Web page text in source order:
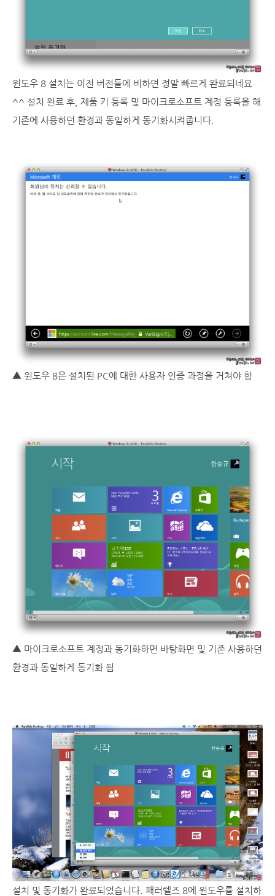
윈도우 8 설치는 이전 버전들에 비하면 정말 빠르게 완료되네요
^^ 설치 완료 후, 제품 키 등록 및 마이크로소프트 계정 등록을 해
기존에 사용하던 환경과 동일하게 동기화시켜줍니다.
▲ 윈도우 8은 설치된 PC에 대한 사용자 인증 과정을 거쳐야 함
▲ 마이크로소프트 계정과 동기화하면 바탕화면 및 기존 사용하던
환경과 동일하게 동기화 됨
설치 및 동기화가 완료되었습니다. 패러렐즈 8에 윈도우를 설치하